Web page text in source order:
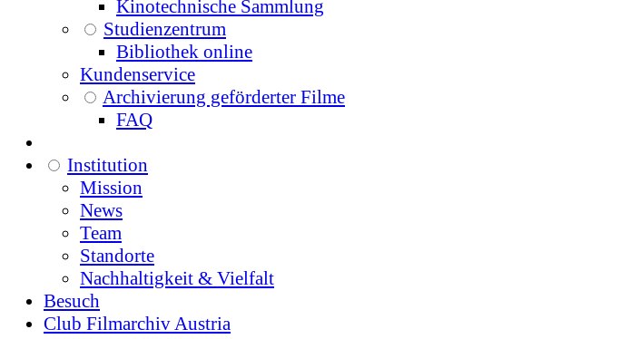
Kinotechnische Sammlung
Studienzentrum
Bibliothek online
Kundenservice
Archivierung geförderter Filme
FAQ
Institution
Mission
News
Team
Standorte
Nachhaltigkeit & Vielfalt
Besuch
Club Filmarchiv Austria